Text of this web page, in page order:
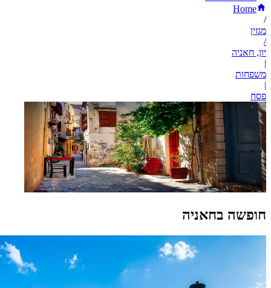
Home
/
מגזין
/
יון, חאניה
|
משפחות
|
פסח
חופשה בחאניה